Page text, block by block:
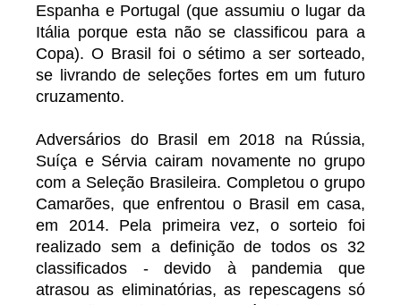
Espanha e Portugal (que assumiu o lugar da
Itália porque esta não se classificou para a
Copa). O Brasil foi o sétimo a ser sorteado,
se livrando de seleções fortes em um futuro
cruzamento.
Adversários do Brasil em 2018 na Rússia,
Suíça e Sérvia cairam novamente no grupo
com a Seleção Brasileira. Completou o grupo
Camarões, que enfrentou o Brasil em casa,
em 2014. Pela primeira vez, o sorteio foi
realizado sem a definição de todos os 32
classificados - devido à pandemia que
atrasou as eliminatórias, as repescagens só